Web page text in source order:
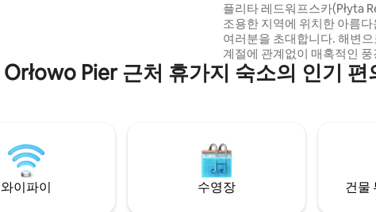
플리타 레드워프스카(Płyta
조용한 지역에 위치한 아름
여러분을 초대합니다. 해변
계절에 관계없이 매혹적인 풍
풍경 공원을 지나며 그림처럼
다. 모든 손님이 집처럼 느낄
된 전자레인지가 있습니다. 집
리에 있는 버스 정류장을 이용
장만 지나면 센터에 도착합니
Orłowo Pier 근처 휴가지 숙소의 인기 편
와이파이 수영장 건물